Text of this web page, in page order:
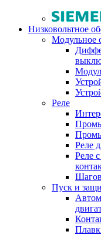
Низковольтное
Модульное
Реле
Реле
Реле
Пуск и